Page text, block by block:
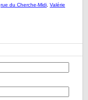
rue du Cherche-Midi Valérie